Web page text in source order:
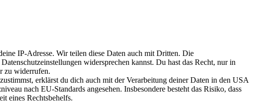
IP-Adresse. Wir teilen diese Daten auch mit Dritten. Die
widersprechen kannst. Du hast das Recht, nur in
zu widerrufen.
erklärst du dich auch mit der Verarbeitung deiner Daten in den USA
nach EU-Standards angesehen. Insbesondere besteht das Risiko, dass
eines Rechtsbehelfs.